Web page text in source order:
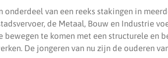
onderdeel van een reeks stakingen in
de Metaal, Bouw en Industrie
te komen met een structurele en
De jongeren van nu zijn de ouderen